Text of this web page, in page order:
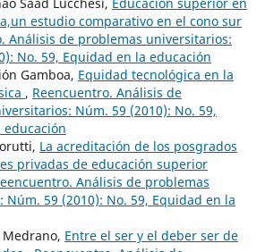
estudio comparativo en el cono sur
Análisis de problemas universitarios:
No. 59, Equidad en la educación
Gamboa, Equidad tecnológica en la
, Reencuentro. Análisis de
Núm. 59 (2010): No. 59,
educación
La acreditación de los posgrados
privadas de educación superior
Análisis de problemas
Núm. 59 (2010): No. 59, Equidad en la
Entre el ser y el deber ser de